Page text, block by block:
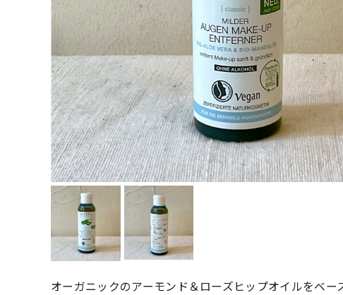
オーガニックのアーモンド＆ローズヒップオイルをベー